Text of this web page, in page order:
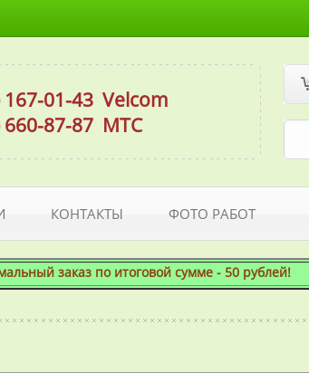
167-01-43 Velcom
660-87-87 МТС
КОНТАКТЫ ФОТО РАБОТ
заказ по итоговой сумме - 50 рублей! При